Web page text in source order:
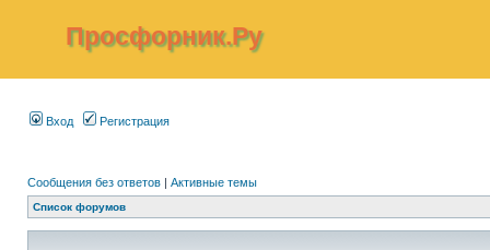
Просфорник.Ру
Вход Регистрация
Сообщения без ответов | Активные темы
Список форумов